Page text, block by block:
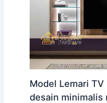
Model Lemari
desain